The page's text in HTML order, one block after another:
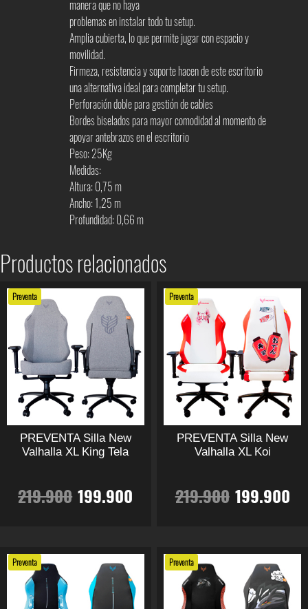
manera que no haya
problemas en instalar todo tu setup.
Amplia cubierta, lo que permite jugar con espacio y
movilidad.
Firmeza, resistencia y soporte hacen de este escritorio
una alternativa ideal para completar tu setup.
Perforación doble para gestión de cables
Bordes biselados para mayor comodidad al momento de
apoyar antebrazos en el escritorio
Peso: 25Kg
Medidas:
Altura: 0,75 m
Ancho: 1,25 m
Profundidad: 0,66 m
Productos relacionados
Preventa
PREVENTA Silla New
Valhalla XL King Tela
219.900 El
original
era:
199.900
actual
es:
tiene
múltiples
variantes.
Preventa
PREVENTA Silla New
Valhalla XL Koi
219.900 El
original
era:
199.900El
tiene
múltiples
variantes.
Preventa Preventa